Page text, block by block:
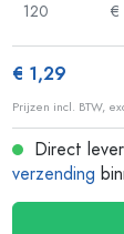
120
€
€ 1,29
Prijzen incl. BTW,
Direct
verzending